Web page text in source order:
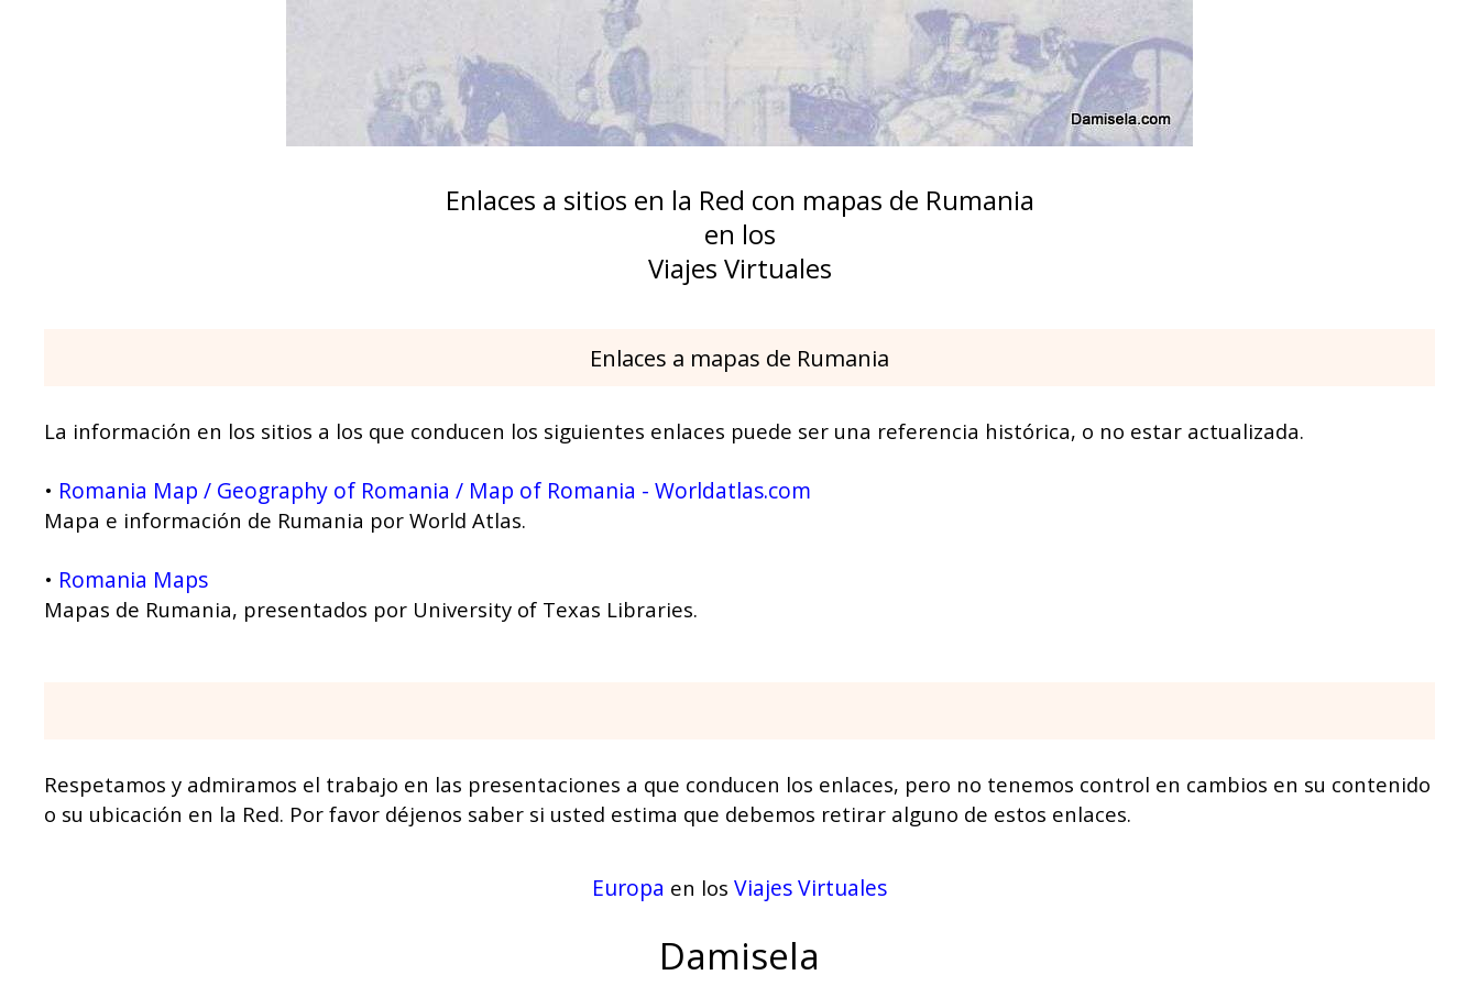
Enlaces a sitios en la Red con mapas de Rumania
en los
Viajes Virtuales
Enlaces a mapas de Rumania
La información en los sitios a los que conducen los siguientes enlaces puede ser una referencia histórica, o no estar actualizada.
• Romania Map / Geography of Romania / Map of Romania - Worldatlas.com
Mapa e información de Rumania por World Atlas.
• Romania Maps
Mapas de Rumania, presentados por University of Texas Libraries.
Respetamos y admiramos el trabajo en las presentaciones a que conducen los enlaces, pero no tenemos control en cambios en su contenido
o su ubicación en la Red. Por favor déjenos saber si usted estima que debemos retirar alguno de estos enlaces.
Europa en los Viajes Virtuales
Damisela